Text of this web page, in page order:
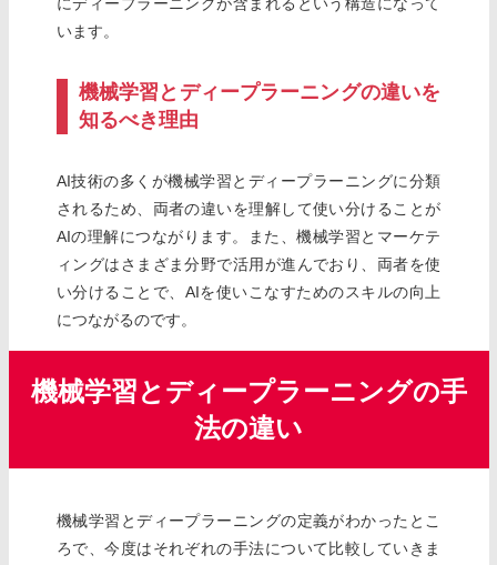
にディープラーニングが含まれるという構造になって
います。
機械学習とディープラーニングの違いを
知るべき理由
AI技術の多くが機械学習とディープラーニングに分類
されるため、両者の違いを理解して使い分けることが
AIの理解につながります。また、機械学習とマーケテ
ィングはさまざま分野で活用が進んでおり、両者を使
い分けることで、AIを使いこなすためのスキルの向上
につながるのです。
機械学習とディープラーニングの手
法の違い
機械学習とディープラーニングの定義がわかったとこ
ろで、今度はそれぞれの手法について比較していきま